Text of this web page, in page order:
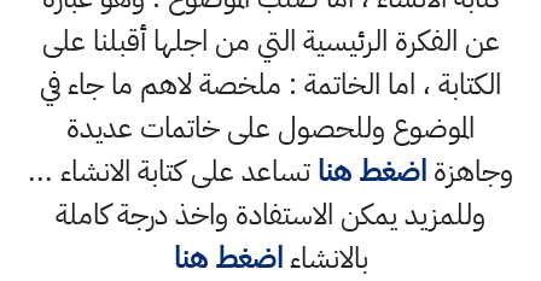
عن الفكرة الرئيسية التي من اجلها أقبلنا على
الكتابة ، اما الخاتمة : ملخصة لاهم ما جاء في
الموضوع وللحصول على خاتمات عديدة
وجاهزةاضغط هناتساعد على كتابة الانشاء ...
وللمزيد يمكن الاستفادة واخذ درجة كاملة
بالانشاءاضغط هنا